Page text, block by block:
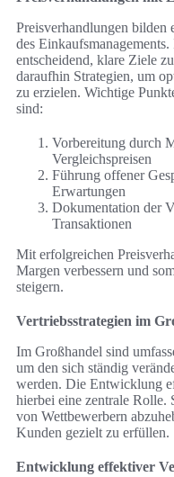
Preisverhandlungen bilden
des
entscheidend, klare Ziele
daraufhin Strategien, um
zu erzielen. Wichtige
sind:
Vorbereitung durch
Vergleichspreisen
Führung offener
Erwartungen
Dokumentation der
Transaktionen
Mit erfolgreichen
Margen verbessern und
steigern.
Vertriebsstrategien im
Im Großhandel sind
um den sich ständig
werden. Die Entwicklung
hierbei eine zentrale Rolle.
von Wettbewerbern
Kunden gezielt zu erfüllen.
Entwicklung effektiver